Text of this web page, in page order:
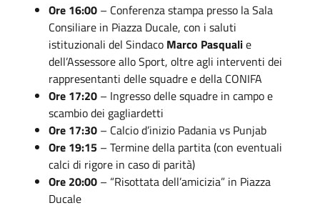
Ore 16:00 – Conferenza stampa presso la Sala
Consiliare in Piazza Ducale, con i saluti
istituzionali del Sindaco Marco Pasqualie
dell’Assessore allo Sport, oltre agli interventi dei
rappresentanti delle squadre e della CONIFA
Ore 17:20 – Ingresso delle squadre in campo e
scambio dei gagliardetti
Ore 17:30 – Calcio d’inizio Padania vs Punjab
Ore 19:15 – Termine della partita (con eventuali
calci di rigore in caso di parità)
Ore 20:00 – “Risottata dell’amicizia” in Piazza
Ducale